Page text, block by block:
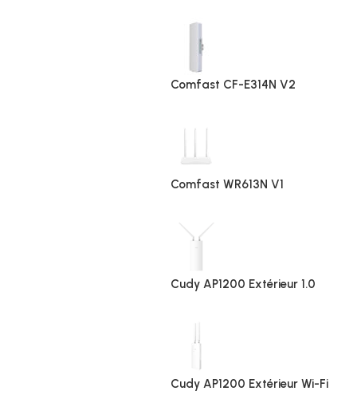
Comfast CF-E314N V2
Comfast WR613N V1
Cudy AP1200 Extérieur 1.0
Cudy AP1200 Extérieur Wi-Fi